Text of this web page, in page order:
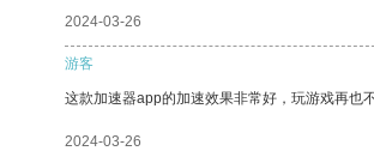
2024-03-26
游客
这款加速器app的加速效果非常好，玩游戏再也
2024-03-26